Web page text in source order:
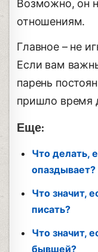
Возможно, он
отношениям.
Главное – не
Если вам
парень
пришло время
Еще:
Что делать,
опаздывает?
Что значит,
писать?
Что значит,
бывшей?